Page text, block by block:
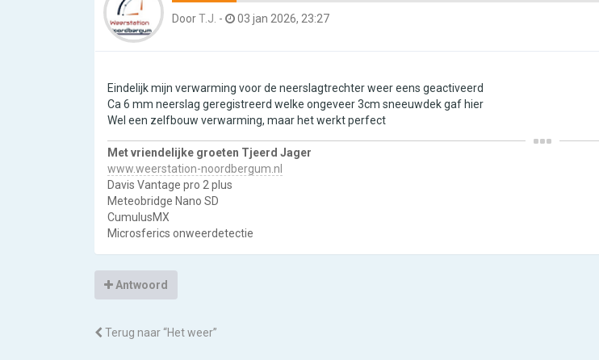
DoorT.J. - 03 jan 2026, 23:27
Eindelijk mijn verwarming voor de neerslagtrechter weer eens geactiveerd
Ca 6 mm neerslag geregistreerd welke ongeveer 3cm sneeuwdek gaf hier
Wel een zelfbouw verwarming, maar het werkt perfect
Met vriendelijke groeten Tjeerd Jager
www.weerstation-noordbergum.nl
Davis Vantage pro 2 plus
Meteobridge Nano SD
CumulusMX
Microsferics onweerdetectie
Antwoord
Terug naar “Het weer”